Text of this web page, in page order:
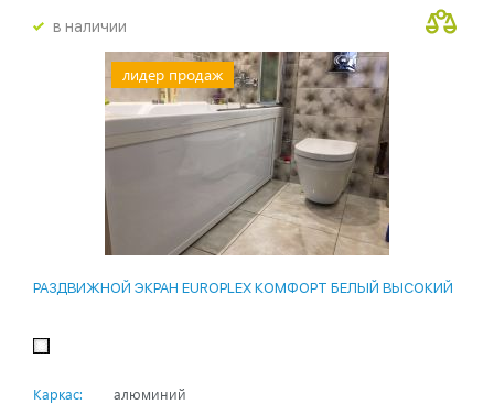
в наличии
лидер продаж
РАЗДВИЖНОЙ ЭКРАН EUROPLEX КОМФОРТ БЕЛЫЙ ВЫСОКИЙ
Каркас:
алюминий